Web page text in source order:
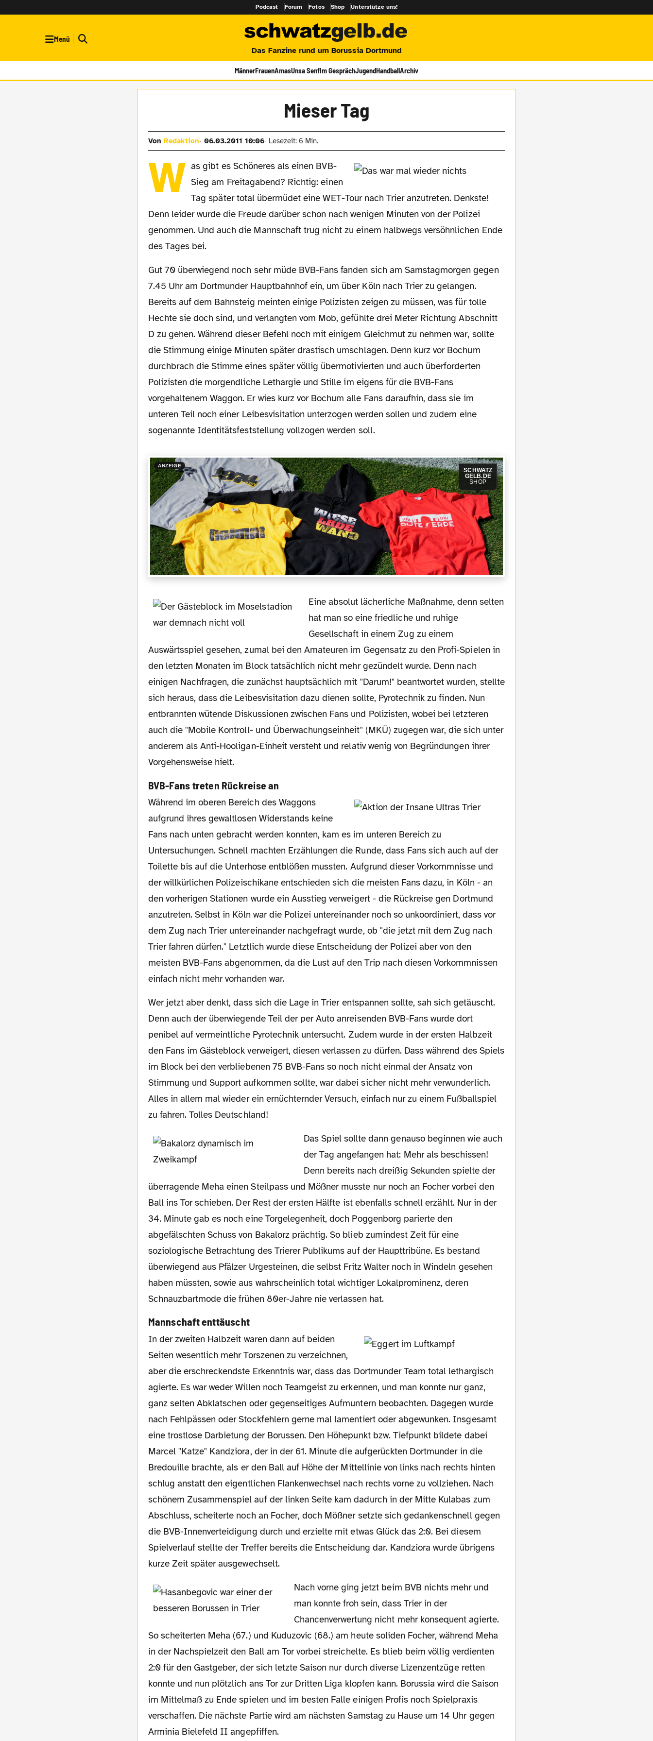
Podcast Forum Fotos Shop Unterstütze uns!
Menü
Das Fanzine rund um Borussia Dortmund
MännerFrauenAmasUnsa SenfIm GesprächJugendHandballArchiv
Mieser Tag
Von Redaktion 06.03.2011 10:06 Lesezeit: 6 Min.
W as gibt es Schöneres als einen BVB-
Sieg am Freitagabend? Richtig: einen
Tag später total übermüdet eine WET-Tour nach Trier anzutreten. Denkste!
Denn leider wurde die Freude darüber schon nach wenigen Minuten von der Polizei
genommen. Und auch die Mannschaft trug nicht zu einem halbwegs versöhnlichen Ende
des Tages bei.
Gut 70 überwiegend noch sehr müde BVB-Fans fanden sich am Samstagmorgen gegen
7.45 Uhr am Dortmunder Hauptbahnhof ein, um über Köln nach Trier zu gelangen.
Bereits auf dem Bahnsteig meinten einige Polizisten zeigen zu müssen, was für tolle
Hechte sie doch sind, und verlangten vom Mob, gefühlte drei Meter Richtung Abschnitt
D zu gehen. Während dieser Befehl noch mit einigem Gleichmut zu nehmen war, sollte
die Stimmung einige Minuten später drastisch umschlagen. Denn kurz vor Bochum
durchbrach die Stimme eines später völlig übermotivierten und auch überforderten
Polizisten die morgendliche Lethargie und Stille im eigens für die BVB-Fans
vorgehaltenem Waggon. Er wies kurz vor Bochum alle Fans daraufhin, dass sie im
unteren Teil noch einer Leibesvisitation unterzogen werden sollen und zudem eine
sogenannte Identitätsfeststellung vollzogen werden soll.
ANZEIGE
SCHWATZ
GELB.DE
SHOP
Eine absolut lächerliche Maßnahme, denn selten
hat man so eine friedliche und ruhige
Gesellschaft in einem Zug zu einem
Auswärtsspiel gesehen, zumal bei den Amateuren im Gegensatz zu den Profi-Spielen in
den letzten Monaten im Block tatsächlich nicht mehr gezündelt wurde. Denn nach
einigen Nachfragen, die zunächst hauptsächlich mit "Darum!" beantwortet wurden, stellte
sich heraus, dass die Leibesvisitation dazu dienen sollte, Pyrotechnik zu finden. Nun
entbrannten wütende Diskussionen zwischen Fans und Polizisten, wobei bei letzteren
auch die "Mobile Kontroll- und Überwachungseinheit" (MKÜ) zugegen war, die sich unter
anderem als Anti-Hooligan-Einheit versteht und relativ wenig von Begründungen ihrer
Vorgehensweise hielt.
BVB-Fans treten Rückreise an
Während im oberen Bereich des Waggons
aufgrund ihres gewaltlosen Widerstands keine
Fans nach unten gebracht werden konnten, kam es im unteren Bereich zu
Untersuchungen. Schnell machten Erzählungen die Runde, dass Fans sich auch auf der
Toilette bis auf die Unterhose entblößen mussten. Aufgrund dieser Vorkommnisse und
der willkürlichen Polizeischikane entschieden sich die meisten Fans dazu, in Köln - an
den vorherigen Stationen wurde ein Ausstieg verweigert - die Rückreise gen Dortmund
anzutreten. Selbst in Köln war die Polizei untereinander noch so unkoordiniert, dass vor
dem Zug nach Trier untereinander nachgefragt wurde, ob "die jetzt mit dem Zug nach
Trier fahren dürfen." Letztlich wurde diese Entscheidung der Polizei aber von den
meisten BVB-Fans abgenommen, da die Lust auf den Trip nach diesen Vorkommnissen
einfach nicht mehr vorhanden war.
Wer jetzt aber denkt, dass sich die Lage in Trier entspannen sollte, sah sich getäuscht.
Denn auch der überwiegende Teil der per Auto anreisenden BVB-Fans wurde dort
penibel auf vermeintliche Pyrotechnik untersucht. Zudem wurde in der ersten Halbzeit
den Fans im Gästeblock verweigert, diesen verlassen zu dürfen. Dass während des Spiels
im Block bei den verbliebenen 75 BVB-Fans so noch nicht einmal der Ansatz von
Stimmung und Support aufkommen sollte, war dabei sicher nicht mehr verwunderlich.
Alles in allem mal wieder ein ernüchternder Versuch, einfach nur zu einem Fußballspiel
zu fahren. Tolles Deutschland!
Das Spiel sollte dann genauso beginnen wie auch
der Tag angefangen hat: Mehr als beschissen!
Denn bereits nach dreißig Sekunden spielte der
überragende Meha einen Steilpass und Mößner musste nur noch an Focher vorbei den
Ball ins Tor schieben. Der Rest der ersten Hälfte ist ebenfalls schnell erzählt. Nur in der
34. Minute gab es noch eine Torgelegenheit, doch Poggenborg parierte den
abgefälschten Schuss von Bakalorz prächtig. So blieb zumindest Zeit für eine
soziologische Betrachtung des Trierer Publikums auf der Haupttribüne. Es bestand
überwiegend aus Pfälzer Urgesteinen, die selbst Fritz Walter noch in Windeln gesehen
haben müssten, sowie aus wahrscheinlich total wichtiger Lokalprominenz, deren
Schnauzbartmode die frühen 80er-Jahre nie verlassen hat.
Mannschaft enttäuscht
In der zweiten Halbzeit waren dann auf beiden
Seiten wesentlich mehr Torszenen zu verzeichnen,
aber die erschreckendste Erkenntnis war, dass das Dortmunder Team total lethargisch
agierte. Es war weder Willen noch Teamgeist zu erkennen, und man konnte nur ganz,
ganz selten Abklatschen oder gegenseitiges Aufmuntern beobachten. Dagegen wurde
nach Fehlpässen oder Stockfehlern gerne mal lamentiert oder abgewunken. Insgesamt
eine trostlose Darbietung der Borussen. Den Höhepunkt bzw. Tiefpunkt bildete dabei
Marcel "Katze" Kandziora, der in der 61. Minute die aufgerückten Dortmunder in die
Bredouille brachte, als er den Ball auf Höhe der Mittellinie von links nach rechts hinten
schlug anstatt den eigentlichen Flankenwechsel nach rechts vorne zu vollziehen. Nach
schönem Zusammenspiel auf der linken Seite kam dadurch in der Mitte Kulabas zum
Abschluss, scheiterte noch an Focher, doch Mößner setzte sich gedankenschnell gegen
die BVB-Innenverteidigung durch und erzielte mit etwas Glück das 2:0. Bei diesem
Spielverlauf stellte der Treffer bereits die Entscheidung dar. Kandziora wurde übrigens
kurze Zeit später ausgewechselt.
Nach vorne ging jetzt beim BVB nichts mehr und
man konnte froh sein, dass Trier in der
Chancenverwertung nicht mehr konsequent agierte.
So scheiterten Meha (67.) und Kuduzovic (68.) am heute soliden Focher, während Meha
in der Nachspielzeit den Ball am Tor vorbei streichelte. Es blieb beim völlig verdienten
2:0 für den Gastgeber, der sich letzte Saison nur durch diverse Lizenzentzüge retten
konnte und nun plötzlich ans Tor zur Dritten Liga klopfen kann. Borussia wird die Saison
im Mittelmaß zu Ende spielen und im besten Falle einigen Profis noch Spielpraxis
verschaffen. Die nächste Partie wird am nächsten Samstag zu Hause um 14 Uhr gegen
Arminia Bielefeld II angepfiffen.